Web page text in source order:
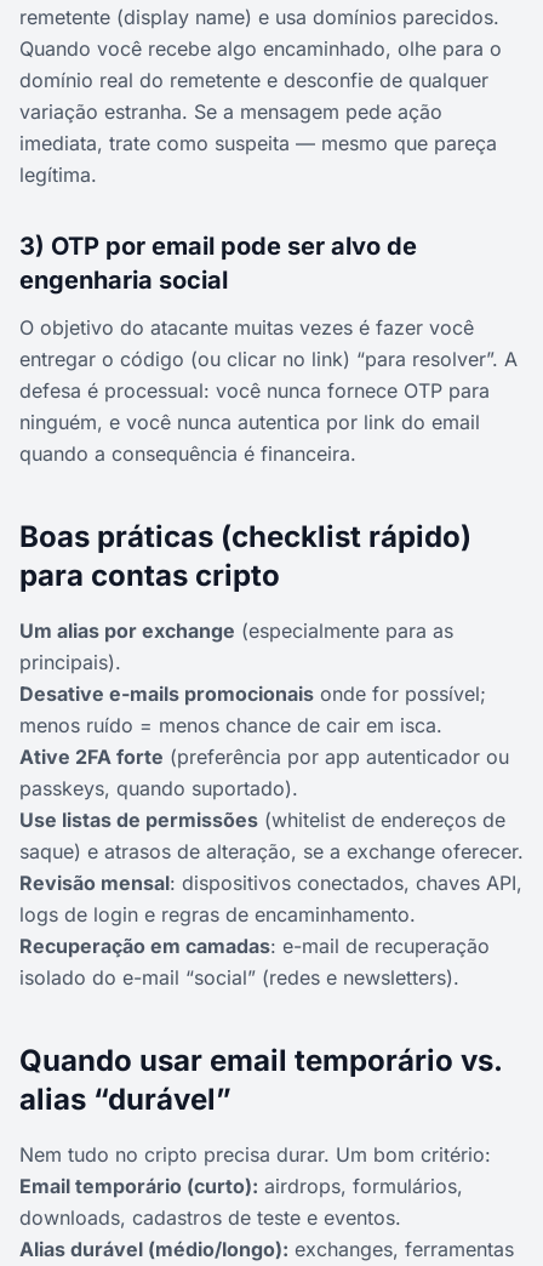
remetente (display name) e usa domínios parecidos.
Quando você recebe algo encaminhado, olhe para o
domínio real do remetente e desconfie de qualquer
variação estranha. Se a mensagem pede ação
imediata, trate como suspeita — mesmo que pareça
legítima.
3) OTP por email pode ser alvo de
engenharia social
O objetivo do atacante muitas vezes é fazer você
entregar o código (ou clicar no link) “para resolver”. A
defesa é processual: você nunca fornece OTP para
ninguém, e você nunca autentica por link do email
quando a consequência é financeira.
Boas práticas (checklist rápido)
para contas cripto
Um alias por exchange (especialmente para as
principais).
Desative e-mails promocionais onde for possível;
menos ruído = menos chance de cair em isca.
Ative 2FA forte (preferência por app autenticador ou
passkeys, quando suportado).
Use listas de permissões (whitelist de endereços de
saque) e atrasos de alteração, se a exchange oferecer.
Revisão mensal: dispositivos conectados, chaves API,
logs de login e regras de encaminhamento.
Recuperação em camadas: e-mail de recuperação
isolado do e-mail “social” (redes e newsletters).
Quando usar email temporário vs.
alias “durável”
Nem tudo no cripto precisa durar. Um bom critério:
Email temporário (curto): airdrops, formulários,
downloads, cadastros de teste e eventos.
Alias durável (médio/longo): exchanges, ferramentas